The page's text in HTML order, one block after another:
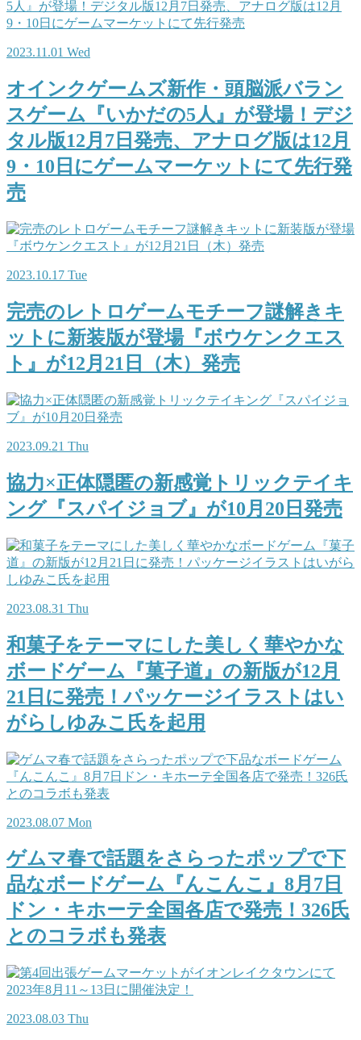
2023.11.01 Wed
オインクゲームズ新作・頭脳派バラン
スゲーム『いかだの5人』が登場！デジ
タル版12月7日発売、アナログ版は12月
9・10日にゲームマーケットにて先行発
売
2023.10.17 Tue
完売のレトロゲームモチーフ謎解きキ
ットに新装版が登場『ボウケンクエス
ト』が12月21日（木）発売
2023.09.21 Thu
協力×正体隠匿の新感覚トリックテイキ
ング『スパイジョブ』が10月20日発売
2023.08.31 Thu
和菓子をテーマにした美しく華やかな
ボードゲーム『菓子道』の新版が12月
21日に発売！パッケージイラストはい
がらしゆみこ氏を起用
2023.08.07 Mon
ゲムマ春で話題をさらったポップで下
品なボードゲーム『んこんこ』8月7日
ドン・キホーテ全国各店で発売！326氏
とのコラボも発表
2023.08.03 Thu